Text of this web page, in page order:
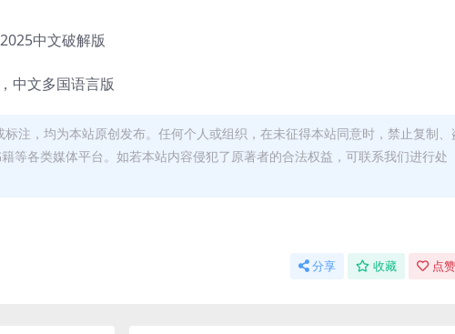
中文破解版
中文多国语言版
注，均为本站原创发布。任何个人或组织，在未征得本站同意时，禁止复制、
等各类媒体平台。如若本站内容侵犯了原著者的合法权益，可联系我们进行处
分享 收藏 点